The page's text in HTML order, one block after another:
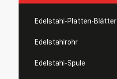
Edelstahl-Platten-Blätter
Edelstahlrohr
Edelstahl-Spule